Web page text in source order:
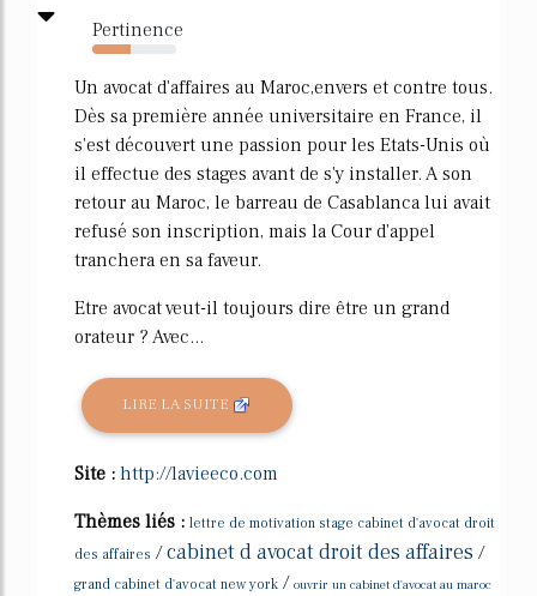
Pertinence
45%
Un avocat d'affaires au Maroc,envers et contre tous.
Dès sa première année universitaire en France, il
s'est découvert une passion pour les Etats-Unis où
il effectue des stages avant de s'y installer. A son
retour au Maroc, le barreau de Casablanca lui avait
refusé son inscription, mais la Cour d'appel
tranchera en sa faveur.
Etre avocat veut-il toujours dire être un grand
orateur ? Avec...
LIRE LA SUITE
Site : http://lavieeco.com
Thèmes liés : lettre de motivation stage cabinet d'avocat droit
des affaires /cabinet d avocat droit des affaires /
grand cabinet d'avocat new york / ouvrir un cabinet d'avocat au maroc